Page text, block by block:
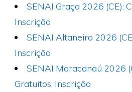
SENAI Graça 2026 (CE):
Inscrição
SENAI Altaneira 2026
Inscrição
SENAI Maracanaú 2026
Gratuitos, Inscrição